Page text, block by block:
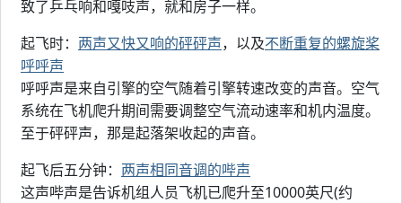
致了乒乓响和嘎吱声，就和房子一样。
起飞时： 两声又快又响的砰砰声，以及不断重复的螺旋桨
呼呼声
呼呼声是来自引擎的空气随着引擎转速改变的声音。空气
系统在飞机爬升期间需要调整空气流动速率和机内温度。
至于砰砰声，那是起落架收起的声音。
起飞后五分钟： 两声相同音调的哔声
这声哔声是告诉机组人员飞机已爬升至10000英尺(约